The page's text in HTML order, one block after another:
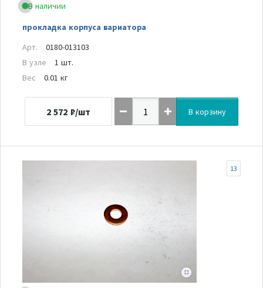
В наличии
прокладка корпуса вариатора
Арт.
0180-013103
В узле
1 шт.
Вес
0.01 кг
2 572 ₽/шт В корзину
13